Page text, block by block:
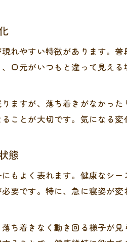
れやすい特徴があります。
口元がいつもと違って見え
ますが、落ち着きがなかっ
ことが大切です。気になる
態
もよく表れます。健康なシ
要です。特に、急に寝姿が
ち着きなく動き回る様子が